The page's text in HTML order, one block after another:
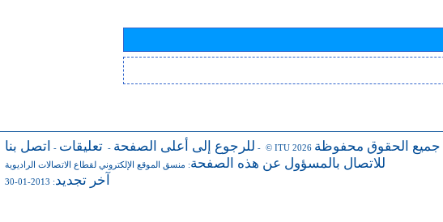
للرجوع إلى أعلى الصفحة - تعليقات - اتصل بنا - © ITU 2026 جميع الحقوق محفوظة
للاتصال بالمسؤول عن هذه الصفحة: منسق الموقع الإلكتروني لقطاع الاتصالات الراديوية
آخر تجديد: 2013-01-30